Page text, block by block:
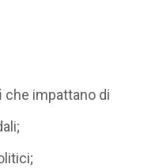
che impattano di